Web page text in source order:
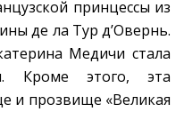
принцессы из
де ла Тур д’Овернь.
Медичи стала
Кроме этого, эта
и прозвище «Великая